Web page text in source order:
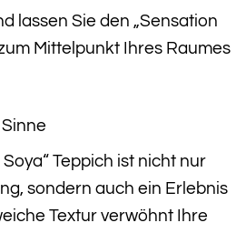
lassen Sie den „Sensation
Mittelpunkt Ihres Raumes
Teppich ist nicht nur
sondern auch ein Erlebnis
Textur verwöhnt Ihre